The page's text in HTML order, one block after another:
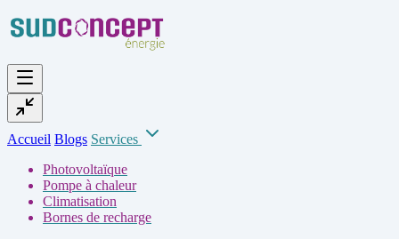
Accueil Blogs Services
Photovoltaïque
Pompe à chaleur
Climatisation
Bornes de recharge